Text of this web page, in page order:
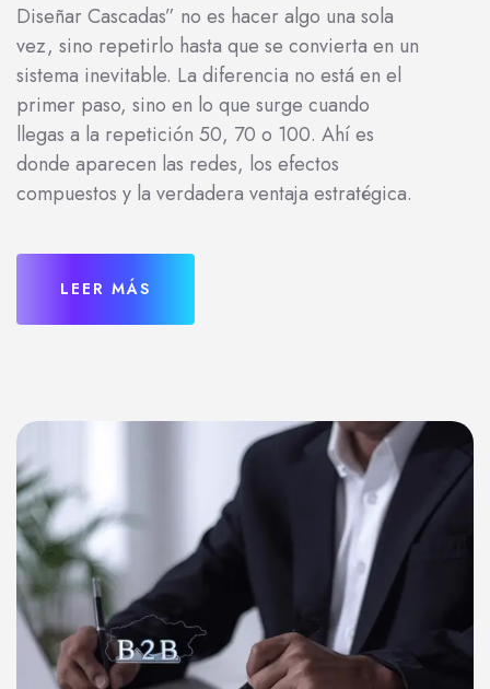
Diseñar Cascadas” no es hacer algo una sola
vez, sino repetirlo hasta que se convierta en un
sistema inevitable. La diferencia no está en el
primer paso, sino en lo que surge cuando
llegas a la repetición 50, 70 o 100. Ahí es
donde aparecen las redes, los efectos
compuestos y la verdadera ventaja estratégica.
LEER MÁS